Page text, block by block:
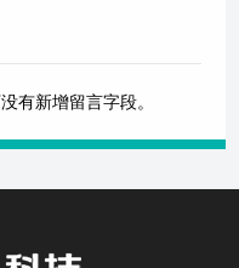
有新增留言字段。